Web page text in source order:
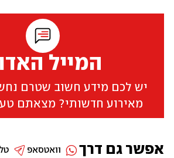
המייל
יש לכם מידע חשוב שטרם
מאירוע חדשותי? מצאתם
אפשר גם דרך וואטסאפ